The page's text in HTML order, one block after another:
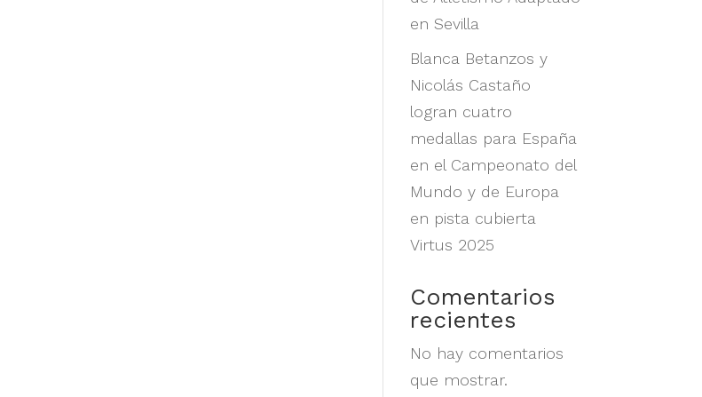
en Sevilla
Blanca Betanzos y
Nicolás Castaño
logran cuatro
medallas para España
en el Campeonato del
Mundo y de Europa
en pista cubierta
Virtus 2025
Comentarios
recientes
No hay comentarios
que mostrar.